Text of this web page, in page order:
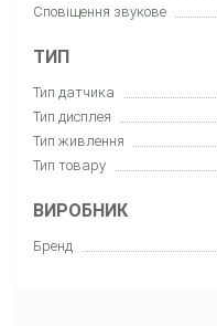
Сповіщення звукове
ТИП
Тип датчика
Тип дисплея
Тип живлення
Тип товару
ВИРОБНИК
Бренд